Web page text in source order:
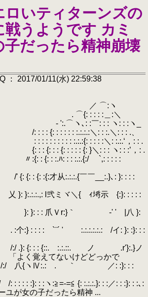
ロいティターンズの
うようです カミ
子だったら精神崩壊
： 2017/01/11(水) 22:59:38
⌒:ヽ
: : :＿:＼
:￣: : : ヽ: : :ヽ_
: :.:.:.:＼: : :.＼: : : .、
:.:.:{: : : : :＼: :.:.‘，: : .
: : : {: }＼: : : ヽ: : :’，: .
ﾊ: : : :.:.{:/ `,: : : : :
从:.:.:.{￣￣__:.}､: }: : : :
ミヾ＼{ ｨ埓示 {:}: : : : :
Ｖr:}｀ ゞ-' ' |八 }:
`¨´ ' :.:.:.:.:.: /イ: }: :}: : :
{::. :.:.::. ノ .r'}:.}ノ
く覚えてないけどどっかで
ゝ. ｀ ／: :}: : :
:≧=-=≦ {: :.:.:.}: : :／: : :}: : :､:
女の子だったら精神 ...